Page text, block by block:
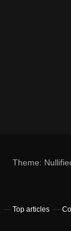
Theme:
Top articles